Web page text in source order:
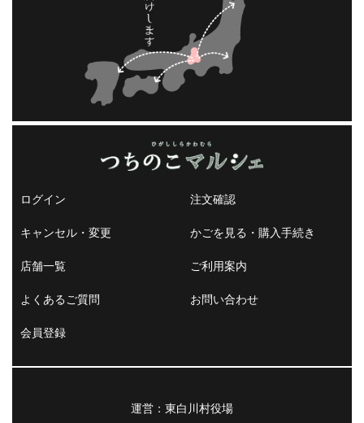
ログイン 注文確認
キャンセル・変更 かごを見る・購入手続き
店舗一覧 ご利用案内
よくあるご質問 お問い合わせ
会員登録
運営：東白川村役場